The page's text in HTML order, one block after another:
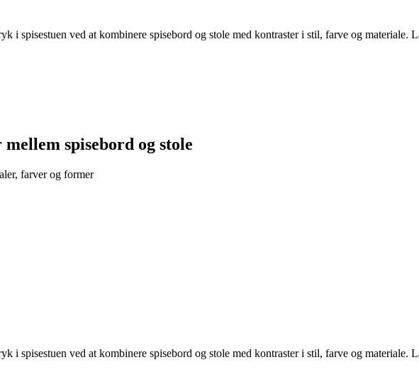
i spisestuen ved at kombinere spisebord og stole med kontraster i stil, farve og materiale.
spisebord og stole
farver og former
i spisestuen ved at kombinere spisebord og stole med kontraster i stil, farve og materiale.